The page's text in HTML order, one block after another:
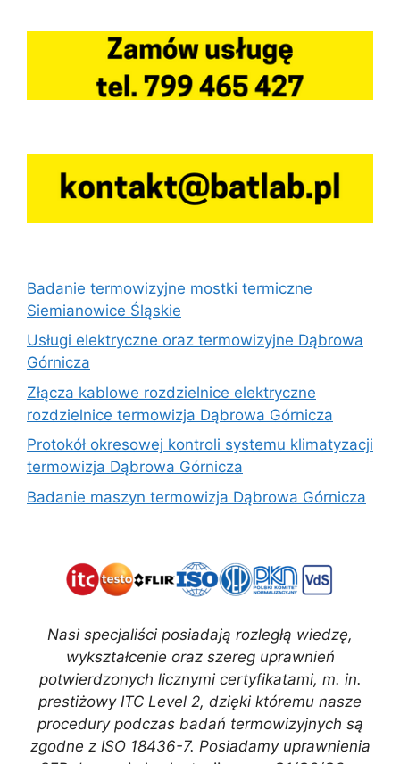
Badanie termowizyjne mostki termiczne
Siemianowice Śląskie
Usługi elektryczne oraz termowizyjne Dąbrowa
Górnicza
Złącza kablowe rozdzielnice elektryczne
rozdzielnice termowizja Dąbrowa Górnicza
Protokół okresowej kontroli systemu klimatyzacji
termowizja Dąbrowa Górnicza
Badanie maszyn termowizja Dąbrowa Górnicza
Nasi specjaliści posiadają rozległą wiedzę,
wykształcenie oraz szereg uprawnień
potwierdzonych licznymi certyfikatami, m. in.
prestiżowy ITC Level 2, dzięki któremu nasze
procedury podczas badań termowizyjnych są
zgodne z ISO 18436-7. Posiadamy uprawnienia